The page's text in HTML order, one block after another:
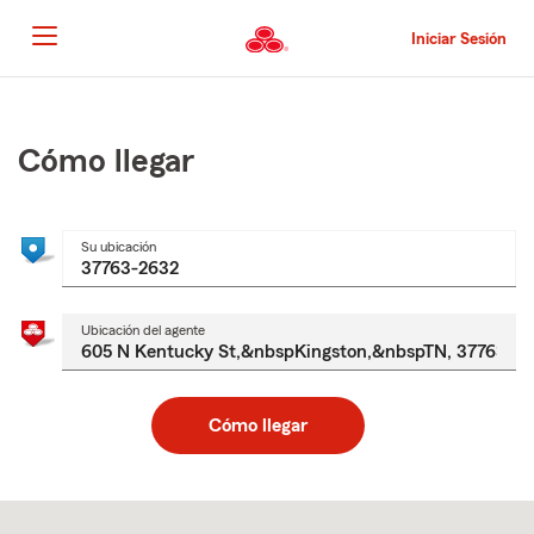
al
contenido
principal
Iniciar Sesión
principal
Cómo llegar
Su ubicación
Ubicación del agente
Cómo llegar
to